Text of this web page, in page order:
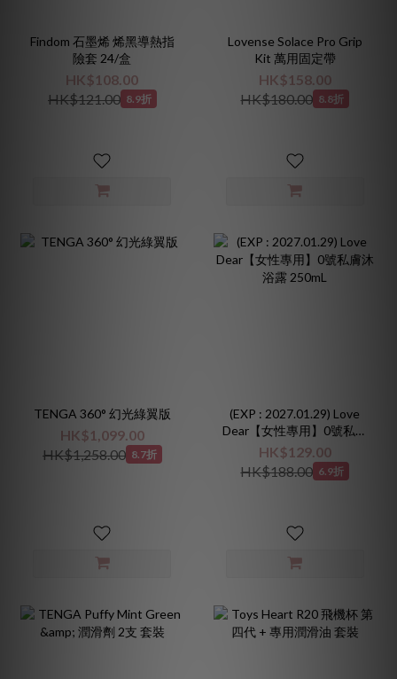
Findom 石墨烯 烯黑導熱指
險套 24/盒
HK$108.00
HK$121.00 8.9折
Lovense Solace Pro Grip
Kit 萬用固定帶
HK$158.00
HK$180.00 8.8折
TENGA 360° 幻光綠翼版
HK$1,099.00
HK$1,258.00 8.7折
(EXP : 2027.01.29) Love
Dear【女性專用】0號私膚
沐浴露 250mL
HK$129.00
HK$188.00 6.9折